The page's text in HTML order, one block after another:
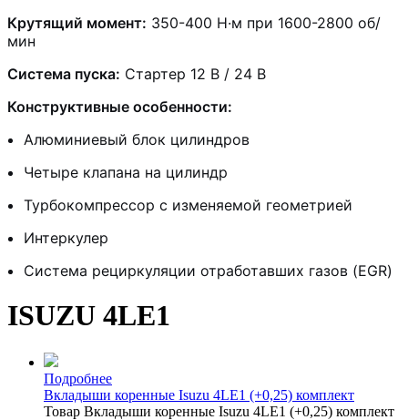
Крутящий момент: 350-400 Н·м при 1600-2800 об/
мин
Система пуска: Стартер 12 В / 24 В
Конструктивные особенности:
Алюминиевый блок цилиндров
Четыре клапана на цилиндр
Турбокомпрессор с изменяемой геометрией
Интеркулер
Система рециркуляции отработавших газов (EGR)
ISUZU 4LE1
Подробнее
Вкладыши коренные Isuzu 4LE1 (+0,25) комплект
Товар Вкладыши коренные Isuzu 4LE1 (+0,25) комплект